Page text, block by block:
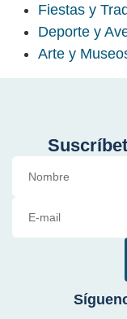
Fiestas y
Deporte y
Arte y